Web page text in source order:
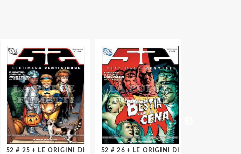
52 # 25 + LE ORIGINI DI
52 # 26 + LE ORIGINI DI